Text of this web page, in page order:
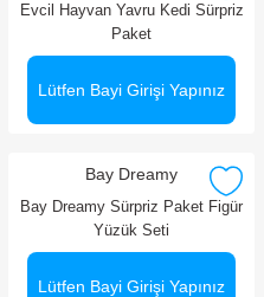
Evcil Hayvan Yavru Kedi Sürpriz
Paket
Lütfen Bayi Girişi Yapınız
Bay Dreamy
Bay Dreamy Sürpriz Paket Figür
Yüzük Seti
Lütfen Bayi Girişi Yapınız